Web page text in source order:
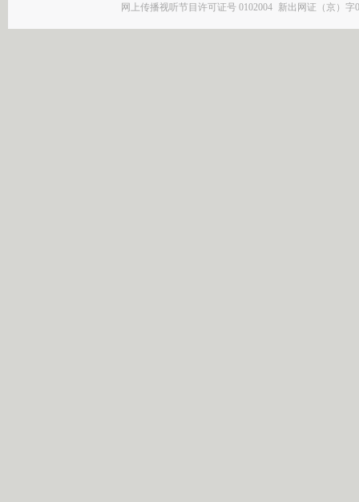
网上传播视听节目许可证号 0102004 新出网证（京）